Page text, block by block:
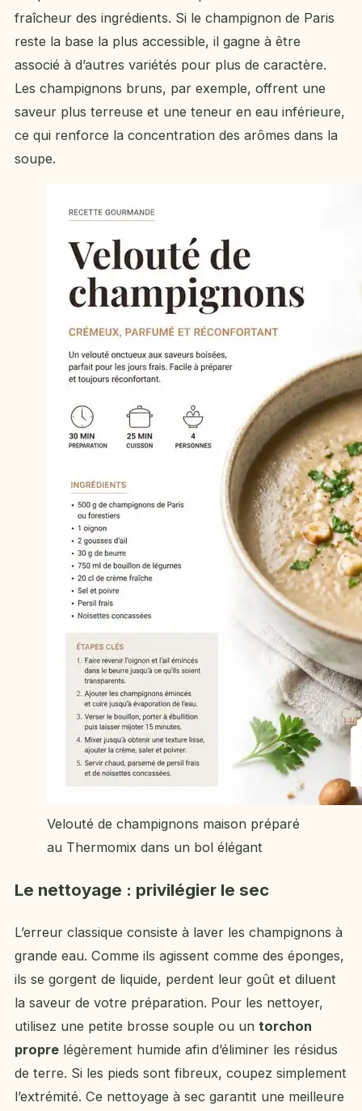
fraîcheur des ingrédients. Si le champignon de Paris
reste la base la plus accessible, il gagne à être
associé à d’autres variétés pour plus de caractère.
Les champignons bruns, par exemple, offrent une
saveur plus terreuse et une teneur en eau inférieure,
ce qui renforce la concentration des arômes dans la
soupe.
Velouté de champignons maison préparé
au Thermomix dans un bol élégant
Le nettoyage : privilégier le sec
L’erreur classique consiste à laver les champignons à
grande eau. Comme ils agissent comme des éponges,
ils se gorgent de liquide, perdent leur goût et diluent
la saveur de votre préparation. Pour les nettoyer,
utilisez une petite brosse souple ou un torchon
propre légèrement humide afin d’éliminer les résidus
de terre. Si les pieds sont fibreux, coupez simplement
l’extrémité. Ce nettoyage à sec garantit une meilleure